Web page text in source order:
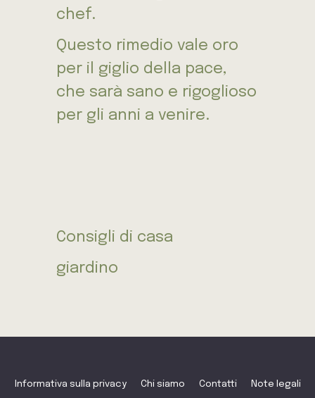
chef.
Questo rimedio vale oro
per il giglio della pace,
che sarà sano e rigoglioso
per gli anni a venire.
Consigli di casa
giardino
Informativa sulla privacy Chi siamo Contatti Note legali